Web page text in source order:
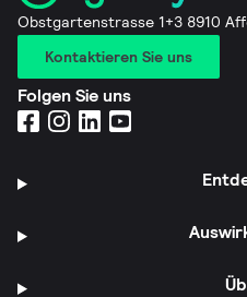
Obstgartenstrasse 1+3 8910
Kontaktieren Sie uns
Folgen Sie uns